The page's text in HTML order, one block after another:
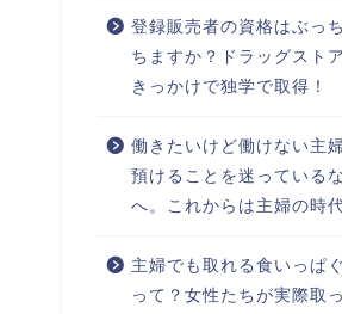
登録販売者の資格はぶっ
ちますか？ドラッグスト
きっかけで独学で取得！
働きたいけど働けない主
預けることを迷っている
へ。これからは主婦の時代
主婦でも取れる食いっぱ
って？女性たちが実際取